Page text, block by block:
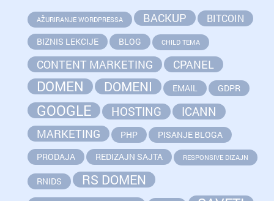
AŽURIRANJE WORDPRESSA BACKUP BITCOIN
BIZNIS LEKCIJE BLOG CHILD TEMA
CONTENT MARKETING CPANEL
DOMEN DOMENI EMAIL GDPR
GOOGLE HOSTING ICANN
MARKETING PHP
PISANJE BLOGA
PRODAJA
REDIZAJN SAJTA RESPONSIVE DIZAJN
RNIDS RS DOMEN